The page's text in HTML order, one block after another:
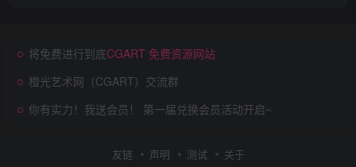
将免费进行到底CGART 免费资源网站
橙光艺术网（CGART）交流群
你有实力！我送会员！ 第一届兑换会员活动开启~
友链 声明 测试 关于